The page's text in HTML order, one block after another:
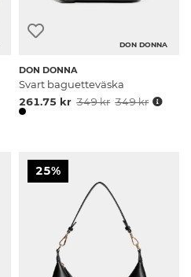
DON DONNA
DON DONNA
Svart baguetteväska
261.75 kr 349 kr 349 kr
25%